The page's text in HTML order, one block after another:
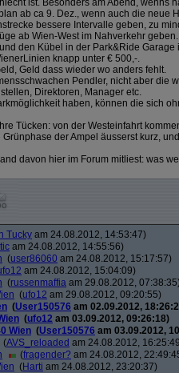
ist. Besonders am Abend, wenns
ab ca 9. Dez., wenn auch die neue
bessere Intervalle geben, zu
ab Wien-West im Nahverkehr geben.
den Kübel in der Park&Ride
knapp unter € 500,-.
Geld dass wieder wo anders fehlt.
Pendler, nicht aber die
Direktoren, Manager etc.
haben, können die sich
Tücken: von der Westeinfahrt
der Ampel äusserst kurz,
davon hier im Forum mitliest: was
Tucky am 24.08.2012, 14:53:47)
am 24.08.2012, 14:55:56)
(user86060 am 24.08.2012, 15:17:57)
am 24.08.2012, 15:04:09)
(russenmaffia am 29.08.2012,
(ufo12 am 29.08.2012, 09:20:55)
(User150576 am 02.09.2012,
(ufo12 am 03.09.2012, 09:26:18)
Wien (User150576 am 03.09.2012,
(AVS_reloaded am 24.08.2012,
(fragender? am 24.08.2012,
(Harti am 24.08.2012, 23:20:37)